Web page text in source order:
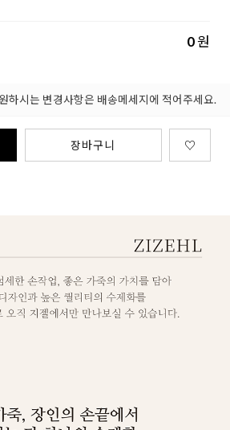
0원
하시는 변경사항은 배송메세지에 적어주세요.
장바구니 ♡